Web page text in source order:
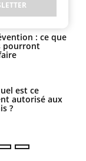
: ce que
pourront
est ce
autorisé aux
?